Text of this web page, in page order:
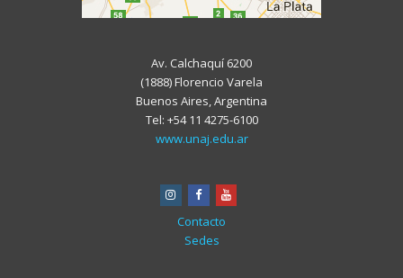
Av. Calchaquí 6200
(1888) Florencio Varela
Buenos Aires, Argentina
Tel: +54 11 4275-6100
www.unaj.edu.ar
instagram
facebookyoutube
Contacto
Sedes